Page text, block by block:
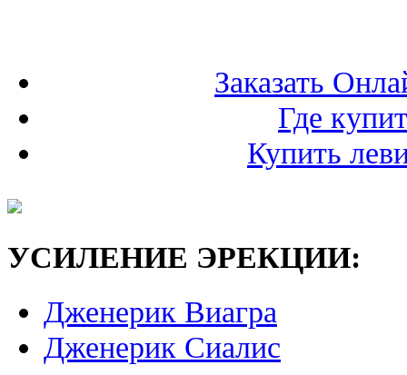
Заказать
Где
Купить
УСИЛЕНИЕ ЭРЕКЦИИ:
Дженерик Виагра
Дженерик Сиалис